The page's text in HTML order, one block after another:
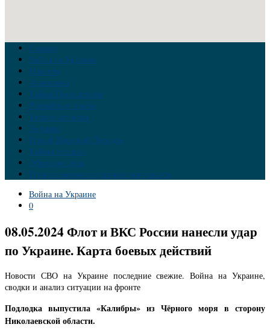
Главная
Война на Украине
Новости
Аналитика
Тайны Геополитики
Российские элиты
Теория заговора
Украина
Новый Мировой Порядок
Тайны истории
Обратная связь
Правила комментирования материалов
Война на Украине
0
08.05.2024 Флот и ВКС России нанесли удар
по Украине. Карта боевых действий
Новости СВО на Украине последние свежие. Война на Украине,
сводки и анализ ситуации на фронте
Подлодка выпустила «Калибры» из Чёрного моря в сторону
Николаевской области.